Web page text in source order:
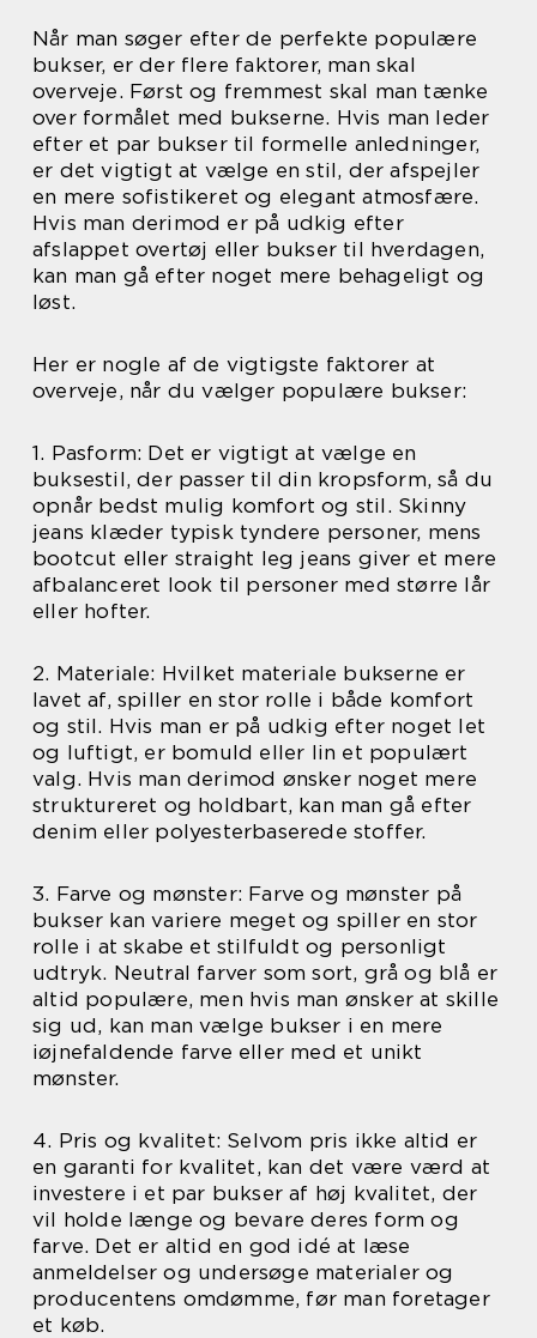
Når man søger efter de perfekte populære
bukser, er der flere faktorer, man skal
overveje. Først og fremmest skal man tænke
over formålet med bukserne. Hvis man leder
efter et par bukser til formelle anledninger,
er det vigtigt at vælge en stil, der afspejler
en mere sofistikeret og elegant atmosfære.
Hvis man derimod er på udkig efter
afslappet overtøj eller bukser til hverdagen,
kan man gå efter noget mere behageligt og
løst.
Her er nogle af de vigtigste faktorer at
overveje, når du vælger populære bukser:
1. Pasform: Det er vigtigt at vælge en
buksestil, der passer til din kropsform, så du
opnår bedst mulig komfort og stil. Skinny
jeans klæder typisk tyndere personer, mens
bootcut eller straight leg jeans giver et mere
afbalanceret look til personer med større lår
eller hofter.
2. Materiale: Hvilket materiale bukserne er
lavet af, spiller en stor rolle i både komfort
og stil. Hvis man er på udkig efter noget let
og luftigt, er bomuld eller lin et populært
valg. Hvis man derimod ønsker noget mere
struktureret og holdbart, kan man gå efter
denim eller polyesterbaserede stoffer.
3. Farve og mønster: Farve og mønster på
bukser kan variere meget og spiller en stor
rolle i at skabe et stilfuldt og personligt
udtryk. Neutral farver som sort, grå og blå er
altid populære, men hvis man ønsker at skille
sig ud, kan man vælge bukser i en mere
iøjnefaldende farve eller med et unikt
mønster.
4. Pris og kvalitet: Selvom pris ikke altid er
en garanti for kvalitet, kan det være værd at
investere i et par bukser af høj kvalitet, der
vil holde længe og bevare deres form og
farve. Det er altid en god idé at læse
anmeldelser og undersøge materialer og
producentens omdømme, før man foretager
et køb.